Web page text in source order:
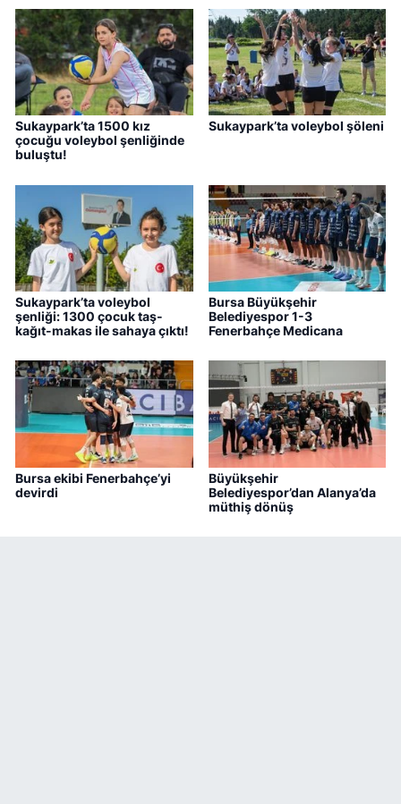
Sukaypark’ta 1500 kız
çocuğu voleybol şenliğinde
buluştu!
Sukaypark’ta voleybol şöleni
Sukaypark’ta voleybol
şenliği: 1300 çocuk taş-
kağıt-makas ile sahaya çıktı!
Bursa Büyükşehir
Belediyespor 1-3
Fenerbahçe Medicana
Bursa ekibi Fenerbahçe’yi
devirdi
Büyükşehir
Belediyespor’dan Alanya’da
müthiş dönüş